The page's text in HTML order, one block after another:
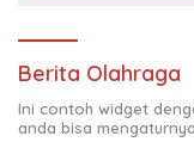
Berita Olahraga
Ini contoh widget
anda bisa